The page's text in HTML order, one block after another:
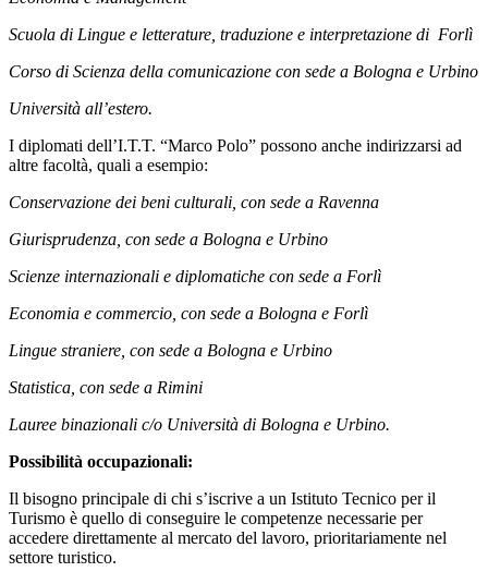
Scuola di Lingue e letterature, traduzione e interpretazione di Forlì
Corso di Scienza della comunicazione con sede a Bologna e Urbino
Università all’estero.
I diplomati dell’I.T.T. “Marco Polo” possono anche indirizzarsi ad
altre facoltà, quali a esempio:
Conservazione dei beni culturali, con sede a Ravenna
Giurisprudenza, con sede a Bologna e Urbino
Scienze internazionali e diplomatiche con sede a Forlì
Economia e commercio, con sede a Bologna e Forlì
Lingue straniere, con sede a Bologna e Urbino
Statistica, con sede a Rimini
Lauree binazionali c/o Università di Bologna e Urbino.
Possibilità occupazionali:
Il bisogno principale di chi s’iscrive a un Istituto Tecnico per il
Turismo è quello di conseguire le competenze necessarie per
accedere direttamente al mercato del lavoro, prioritariamente nel
settore turistico.